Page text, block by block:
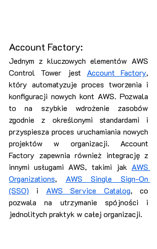
Account Factory:
Jednym z kluczowych elementów AWS
Control Tower jest Account Factory,
który automatyzuje proces tworzenia i
konfiguracji nowych kont AWS. Pozwala
to na szybkie wdrożenie zasobów
zgodnie z określonymi standardami i
przyspiesza proces uruchamiania nowych
projektów w organizacji. Account
Factory zapewnia również integrację z
innymi usługami AWS, takimi jak AWS
Organizations, AWS Single Sign-On
(SSO) i AWS Service Catalog, co
pozwala na utrzymanie spójności i
jednolitych praktyk w całej organizacji.